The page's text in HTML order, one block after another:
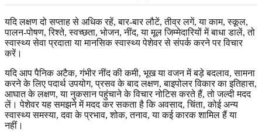
यदि लक्षण दो सप्ताह से अधिक रहें, बार-बार लौटें, तीव्र लगें, या काम, स्कूल,
पालन-पोषण, रिश्ते, स्वच्छता, भोजन, नींद, या मूल जिम्मेदारियों में बाधा डालें, तो
स्वास्थ्य सेवा प्रदाता या मानसिक स्वास्थ्य पेशेवर से संपर्क करने पर विचार
करें।
यदि आप पैनिक अटैक, गंभीर नींद की कमी, भूख या वजन में बड़े बदलाव, सामना
करने के लिए पदार्थ उपयोग, प्रसव के बाद लक्षण, बाइपोलर विकार का इतिहास,
आघात के लक्षण, या नुकसान पहुंचाने के विचार नोटिस करते हैं, तो जल्दी मदद
लें। पेशेवर यह समझने में मदद कर सकता है कि अवसाद, चिंता, कोई अन्य
स्वास्थ्य समस्या, दवा के प्रभाव, शोक, तनाव, या कई कारक शामिल हैं या
नहीं।